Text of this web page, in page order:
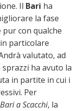
Il Bari ha
la fase
con qualche
particolare
valutato, ad
ha avuto la
in partite in cui i
Per
a Scacchi, la